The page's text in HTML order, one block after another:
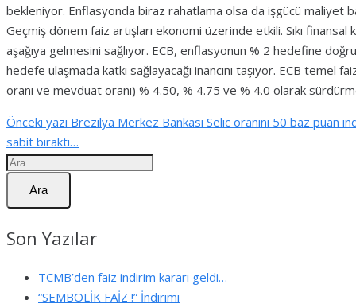
bekleniyor. Enflasyonda biraz rahatlama olsa da işgücü maliyet
Geçmiş dönem faiz artışları ekonomi üzerinde etkili. Sıkı
aşağıya gelmesini sağlıyor. ECB, enflasyonun % 2 hedefine
hedefe ulaşmada katkı sağlayacağı inancını taşıyor. ECB temel
oranı ve mevduat oranı) % 4.50, % 4.75 ve % 4.0 olarak
Önceki yazı Brezilya Merkez Bankası Selic oranını 50 baz puan
sabit bıraktı…
Ara
Son Yazılar
TCMB’den faiz indirim kararı geldi…
“SEMBOLİK FAİZ !” İndirimi